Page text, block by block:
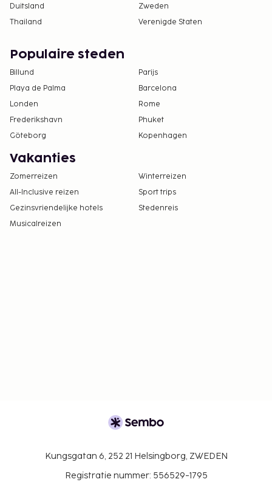
Duitsland
Zweden
Thailand
Verenigde Staten
Populaire steden
Billund
Parijs
Playa de Palma
Barcelona
Londen
Rome
Frederikshavn
Phuket
Göteborg
Kopenhagen
Vakanties
Zomerreizen
Winterreizen
All-Inclusive reizen
Sport trips
Gezinsvriendelijke hotels
Stedenreis
Musicalreizen
Kungsgatan 6, 252 21 Helsingborg, ZWEDEN
Registratie nummer: 556529-1795